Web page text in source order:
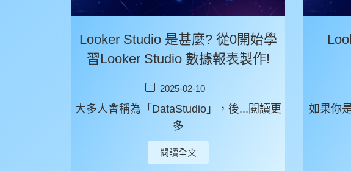
Looker Studio 是甚麼? 從0開始學
習Looker Studio 數據報表製作!
2025-02-10
大多人會稱為「DataStudio」，後...閱讀更
多
閱讀全文
如果你